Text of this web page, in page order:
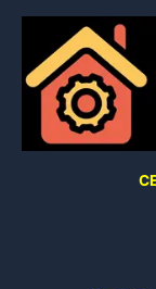
conteúdo